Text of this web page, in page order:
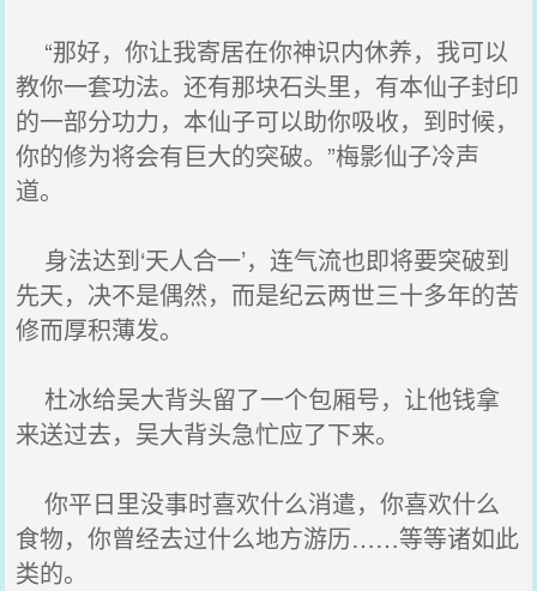
“那好，你让我寄居在你神识内休养，我可以
教你一套功法。还有那块石头里，有本仙子封印
的一部分功力，本仙子可以助你吸收，到时候，
你的修为将会有巨大的突破。”梅影仙子冷声
道。
身法达到‘天人合一’，连气流也即将要突破到
先天，决不是偶然，而是纪云两世三十多年的苦
修而厚积薄发。
杜冰给吴大背头留了一个包厢号，让他钱拿
来送过去，吴大背头急忙应了下来。
你平日里没事时喜欢什么消遣，你喜欢什么
食物，你曾经去过什么地方游历……等等诸如此
类的。